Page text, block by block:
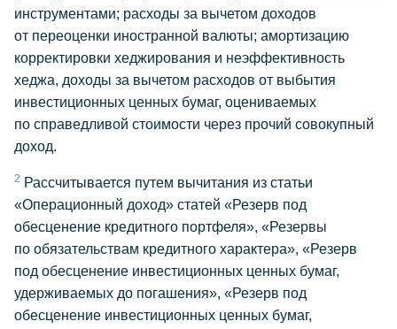
инструментами; расходы за вычетом доходов
от переоценки иностранной валюты; амортизацию
корректировки хеджирования и неэффективность
хеджа, доходы за вычетом расходов от выбытия
инвестиционных ценных бумаг, оцениваемых
по справедливой стоимости через прочий совокупный
доход.
2 Рассчитывается путем вычитания из статьи
«Операционный доход» статей «Резерв под
обесценение кредитного портфеля», «Резервы
по обязательствам кредитного характера», «Резерв
под обесценение инвестиционных ценных бумаг,
удерживаемых до погашения», «Резерв под
обесценение инвестиционных ценных бумаг,